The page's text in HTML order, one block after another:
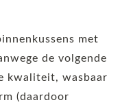
met
de volgende
kwaliteit, wasbaar
(daardoor